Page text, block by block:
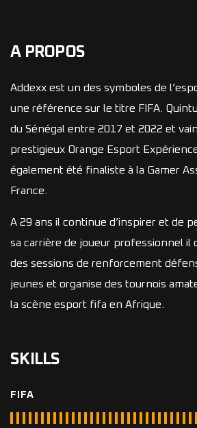
A PROPOS
Addexx est un des symboles de
une référence sur le titre FIFA.
du Sénégal entre 2017 et 2022 et
prestigieux Orange Esport
également été finaliste à la Gamer
France.
A 29 ans il continue d’inspirer et de
sa carrière de joueur professionnel il
des sessions de renforcement
jeunes et organise des tournois
la scène esport fifa en Afrique.
SKILLS
FIFA